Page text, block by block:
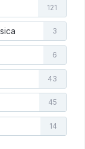
121
3
6
43
45
14